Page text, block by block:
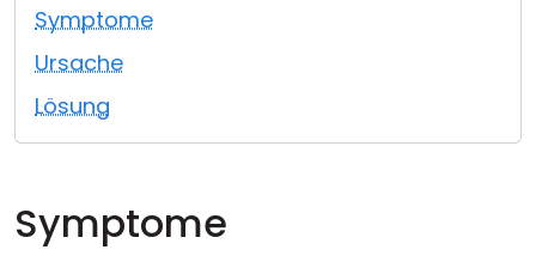
Symptome
Ursache
Lösung
Symptome
Cloud & On-Premise